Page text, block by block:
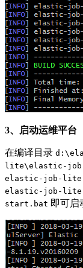
3、启动运维平台
在编译目录
lite\elastic-
elastic-job-lite-
elastic-job-lite-
start.bat 即可启